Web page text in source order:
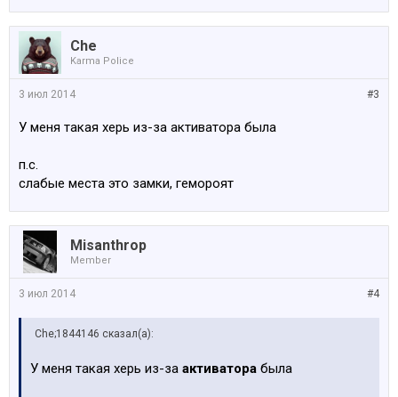
Che
Karma Police
#3
3 июл 2014
У меня такая херь из-за активатора была
п.с.
слабые места это замки, гемороят
Misanthrop
Member
#4
3 июл 2014
Che;1844146 сказал(а):
У меня такая херь из-за активатора была